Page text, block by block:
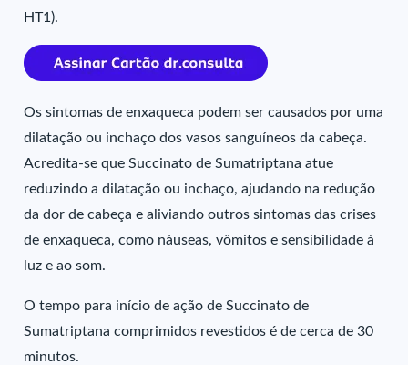
HT1).
Os sintomas de enxaqueca podem ser causados por uma
dilatação ou inchaço dos vasos sanguíneos da cabeça.
Acredita-se que Succinato de Sumatriptana atue
reduzindo a dilatação ou inchaço, ajudando na redução
da dor de cabeça e aliviando outros sintomas das crises
de enxaqueca, como náuseas, vômitos e sensibilidade à
luz e ao som.
O tempo para início de ação de Succinato de
Sumatriptana comprimidos revestidos é de cerca de 30
minutos.